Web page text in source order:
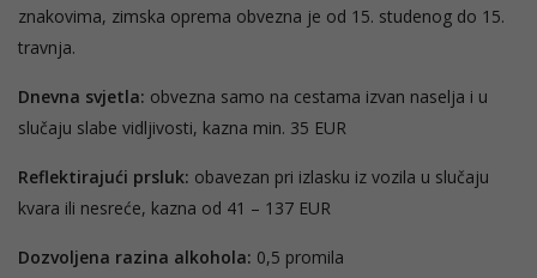
znakovima, zimska oprema obvezna je od 15. studenog do 15.
travnja.
Dnevna svjetla: obvezna samo na cestama izvan naselja i u
slučaju slabe vidljivosti, kazna min. 35 EUR
Reflektirajući prsluk: obavezan pri izlasku iz vozila u slučaju
kvara ili nesreće, kazna od 41 – 137 EUR
Dozvoljena razina alkohola: 0,5 promila